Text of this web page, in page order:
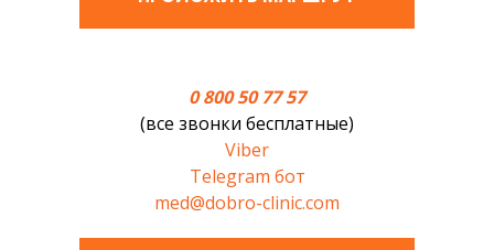
0 800 50 77 57
(все звонки бесплатные)
Viber
Telegram бот
med@dobro-clinic.com